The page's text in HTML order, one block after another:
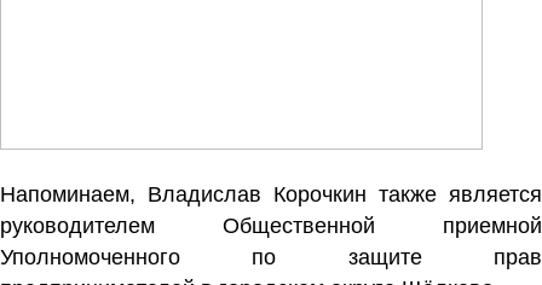
Напоминаем, Владислав Корочкин также является
руководителем Общественной приемной
Уполномоченного по защите прав